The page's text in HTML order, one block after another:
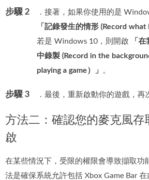
步驟 2
．接著，如果你使用的是
「記錄發生的情形 (Record what
若是 Windows 10，則開啟
「
中錄製 (Record in the
playing a game）」
。
步驟 3 ．最後，重新啟動你的遊戲，再
方法二：確認您的麥克風存
啟
在某些情況下，受限的權限會導致擷取功
法是確保系統允許包括 Xbox Game Bar